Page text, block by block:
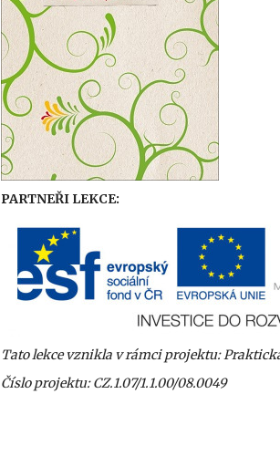
PARTNEŘI LEKCE:
Tato lekce vznikla v rámci projektu:
Číslo projektu: CZ.1.07/1.1.00/08.0049